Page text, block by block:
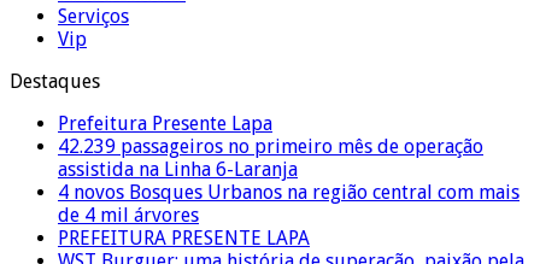
Serviços
Vip
Destaques
Prefeitura Presente Lapa
42.239 passageiros no primeiro mês de operação
assistida na Linha 6-Laranja
4 novos Bosques Urbanos na região central com mais
de 4 mil árvores
PREFEITURA PRESENTE LAPA